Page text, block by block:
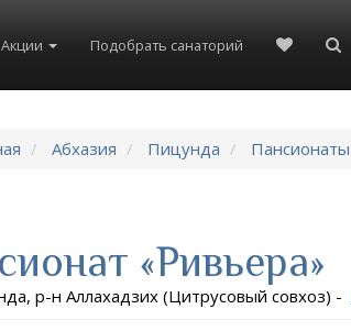
Акции Подобрать санаторий
Абхазия Пицунда Пансионаты
«Ривьера»
р-н Аллахадзих (Цитрусовый совхоз) -